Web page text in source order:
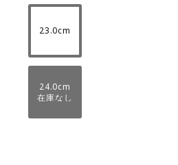
23.0cm
24.0cm
在庫なし